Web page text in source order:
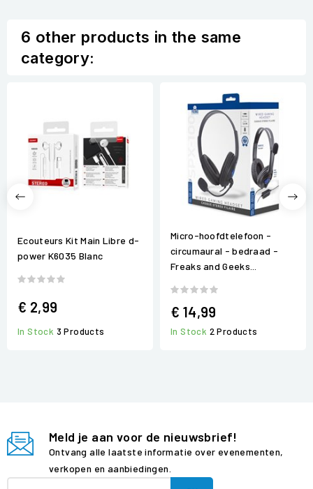
6 other products in the same
category:
Ecouteurs Kit Main Libre d-
power K6035 Blanc
€ 2,99
In Stock 3 Products
Micro-hoofdtelefoon -
circumaural - bedraad -
Freaks and Geeks...
€ 14,99
In Stock 2 Products
Meld je aan voor de nieuwsbrief!
Ontvang alle laatste informatie over evenementen,
verkopen en aanbiedingen.